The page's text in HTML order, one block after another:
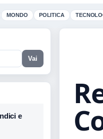
MONDO POLITICA
Vai
e